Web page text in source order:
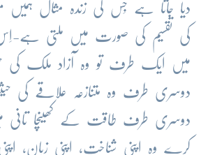
دیا جاتا ہے جِس کی زندہ مثال ہمیں
کی تقسیم کی صورت میں ملتی ہے-
میں ایک طرف تو وہ آزاد ملک کی
دوسری طرف وہ متنازعہ علاقے کی
دوسری طرف طاقت کے کھینچا
کرے وہ اپنی شناخت، اپنی زبان، اپنی